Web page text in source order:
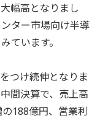
幅高となりまし
ター市場向け半導
ています。
つけ続伸となりま
間決算で、売上高
188億円、営業利